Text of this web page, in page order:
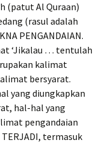
(patut Al Quraan)
(rasul adalah
PENGANDAIAN.
‘Jikalau … tentulah
kalimat
bersyarat.
yang diungkapkan
hal-hal yang
pengandaian
TERJADI, termasuk